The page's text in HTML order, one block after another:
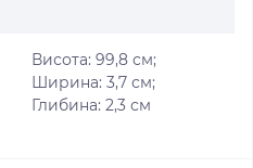
Висота: 99,8 см;
Ширина: 3,7 см;
Глибина: 2,3 см